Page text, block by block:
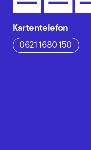
Kartentelefon
0621 1680 150